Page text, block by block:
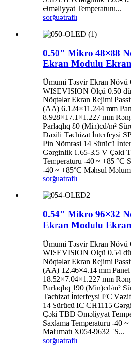
Əməliyyat Temperaturu...
sorğuətraflı
0.50" Mikro 48×88
Ekran Modulu
Ümumi Təsvir Ekran Növü
WISEVISION Ölçü 0.50
Nöqtələr Ekran Rejimi
(AA) 6.124×11.244 mm
8.928×17.1×1.227 mm
Parlaqlıq 80 (Min)cd/m²
Daxili Təchizat İnterfeysi
Pin Nömrəsi 14 Sürücü
Gərginlik 1.65-3.5 V Çəki
Temperaturu -40 ~ +85 °C
-40 ~ +85°C Məhsul
sorğuətraflı
0.54" Mikro 96×32
Ekran Modulu
Ümumi Təsvir Ekran Növü
WISEVISION Ölçü 0.54
Nöqtələr Ekran Rejimi
(AA) 12.46×4.14 mm Panel
18.52×7.04×1.227 mm
Parlaqlıq 190 (Min)cd/m²
Təchizat İnterfeysi I²C
14 Sürücü IC CH1115
Çəki TBD Əməliyyat
Saxlama Temperaturu -40
Məlumatı X054-9632TS...
sorğuətraflı